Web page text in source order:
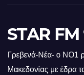
STAR FM
Γρεβενά-Νέα- ο ΝΟ1
Μακεδονίας με έδρα